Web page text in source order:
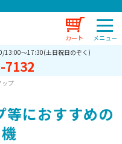
カート
13:00～17:30(土日祝日のぞく)
7132
ップ
におすすめの